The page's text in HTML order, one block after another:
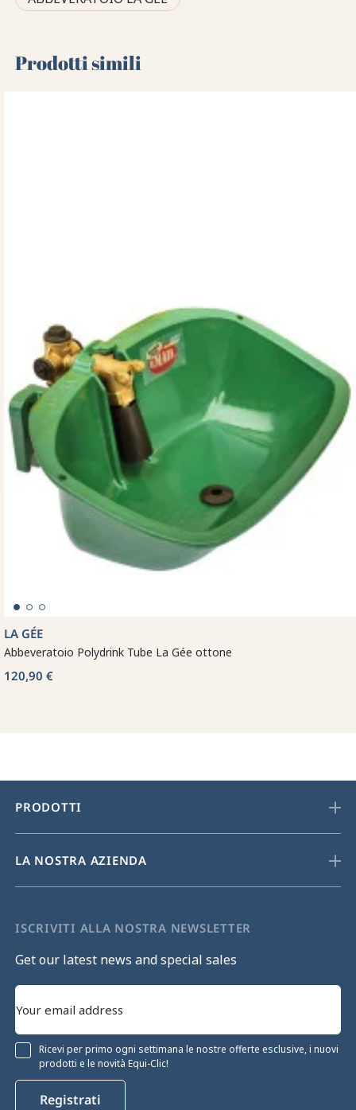
Prodotti simili
LA GÉE
Abbeveratoio Polydrink Tube La Gée ottone
120,90 €
PRODOTTI
LA NOSTRA AZIENDA
ISCRIVITI ALLA NOSTRA NEWSLETTER
Get our latest news and special sales
Ricevi per primo ogni settimana le nostre offerte esclusive, i nuovi
prodotti e le novità Equi-Clic!
Registrati